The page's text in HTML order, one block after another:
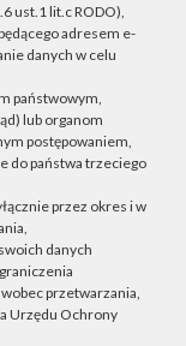
ust.1 lit.c RODO),
adresem e-
danych w celu
państwowym,
lub organom
postępowaniem,
do państwa trzeciego
przez okres i w
danych
przetwarzania,
Urzędu Ochrony